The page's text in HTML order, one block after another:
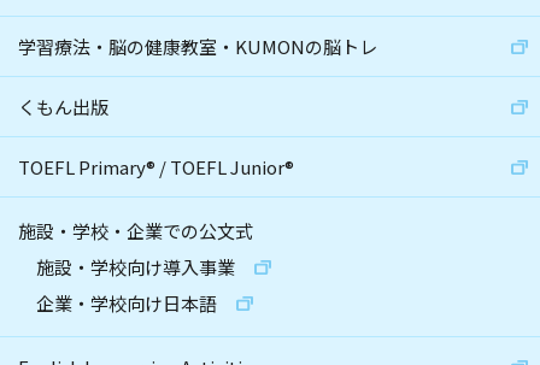
学習療法・脳の健康教室・KUMONの脳トレ
くもん出版
TOEFL Primary® /TOEFL Junior®
施設・学校・企業での公文式
施設・学校向け導入事業
企業・学校向け日本語